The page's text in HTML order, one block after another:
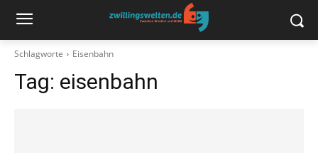
Schlagworte Eisenbahn
Tag: eisenbahn